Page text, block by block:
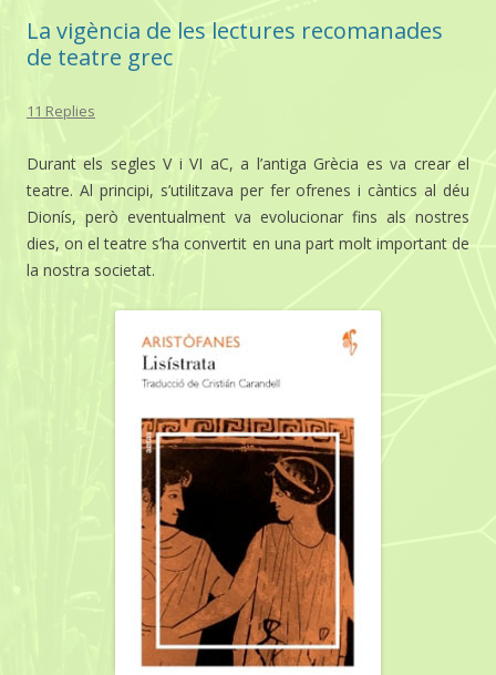
La vigència de les lectures recomanades
de teatre grec
11 Replies
Durant els segles V i VI aC, a l’antiga Grècia es va crear el
teatre. Al principi, s’utilitzava per fer ofrenes i càntics al déu
Dionís, però eventualment va evolucionar fins als nostres
dies, on el teatre s’ha convertit en una part molt important de
la nostra societat.